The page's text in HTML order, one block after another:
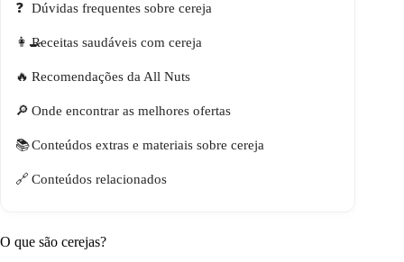
Dúvidas frequentes sobre cereja
Receitas saudáveis com cereja
Recomendações da All Nuts
Onde encontrar as melhores ofertas
Conteúdos extras e materiais sobre cereja
Conteúdos relacionados
O que são cerejas?